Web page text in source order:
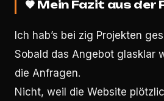
🧡 Mein Fazit aus der
Ich hab’s bei zig Projekten
Sobald das Angebot glasklar
die Anfragen.
Nicht, weil die Website